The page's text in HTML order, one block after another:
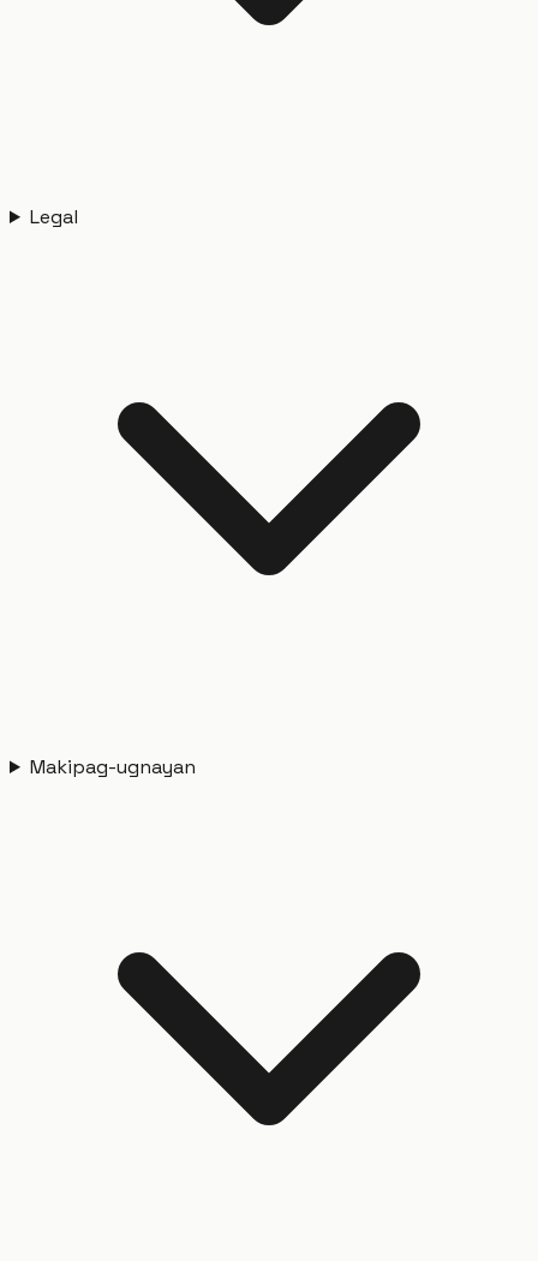
Legal
Makipag-ugnayan